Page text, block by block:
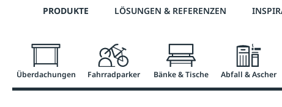
Zur Hauptnavigation springen
Telefon: 0800 / 100 49 02
PRODUKTE LÖSUNGEN & REFERENZEN
Überdachungen Fahrradparker Bänke & Tische Abfall & Ascher